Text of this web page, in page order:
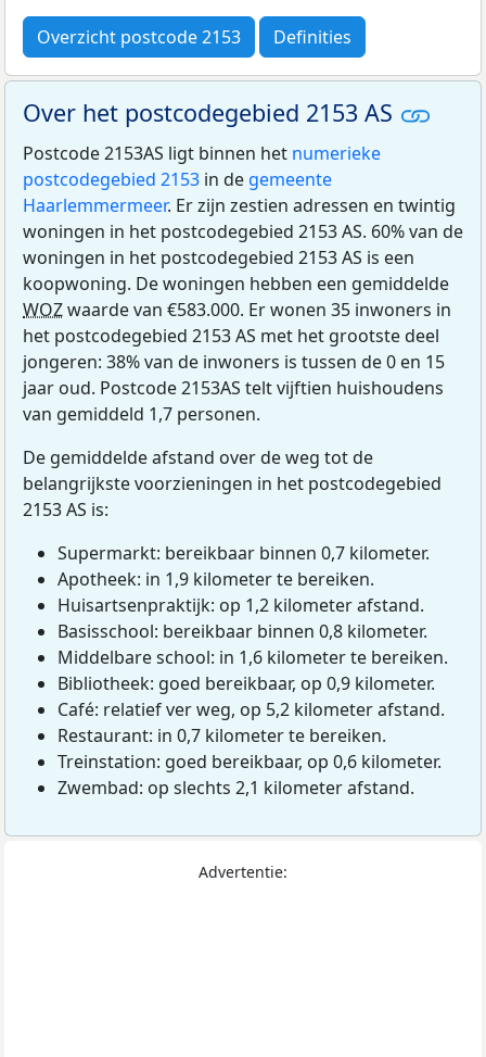
Overzicht postcode 2153 Definities
Over het postcodegebied 2153 AS
Postcode 2153AS ligt binnen het numerieke
postcodegebied 2153 in de gemeente
Haarlemmermeer. Er zijn zestien adressen en twintig
woningen in het postcodegebied 2153 AS. 60% van de
woningen in het postcodegebied 2153 AS is een
koopwoning. De woningen hebben een gemiddelde
WOZwaarde van €583.000. Er wonen 35 inwoners in
het postcodegebied 2153 AS met het grootste deel
jongeren: 38% van de inwoners is tussen de 0 en 15
jaar oud. Postcode 2153AS telt vijftien huishoudens
van gemiddeld 1,7 personen.
De gemiddelde afstand over de weg tot de
belangrijkste voorzieningen in het postcodegebied
2153 AS is:
Supermarkt: bereikbaar binnen 0,7 kilometer.
Apotheek: in 1,9 kilometer te bereiken.
Huisartsenpraktijk: op 1,2 kilometer afstand.
Basisschool: bereikbaar binnen 0,8 kilometer.
Middelbare school: in 1,6 kilometer te bereiken.
Bibliotheek: goed bereikbaar, op 0,9 kilometer.
Café: relatief ver weg, op 5,2 kilometer afstand.
Restaurant: in 0,7 kilometer te bereiken.
Treinstation: goed bereikbaar, op 0,6 kilometer.
Zwembad: op slechts 2,1 kilometer afstand.
Advertentie: